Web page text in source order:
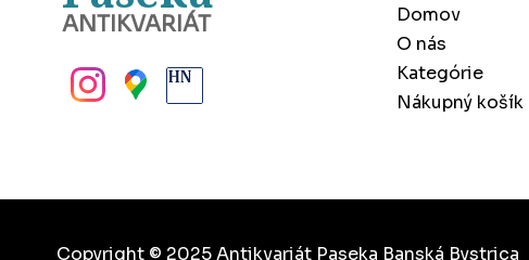
ANTIKVARIÁT
Domov
O nás
Kategórie
Nákupný košík
Copyright © 2025 Antikvariát Paseka Banská Bystrica